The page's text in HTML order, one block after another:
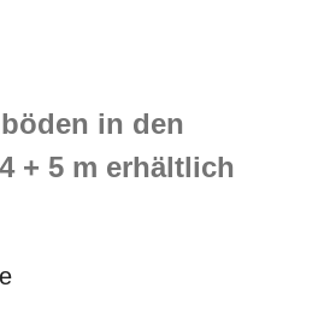
in den
+ 5 m erhältlich